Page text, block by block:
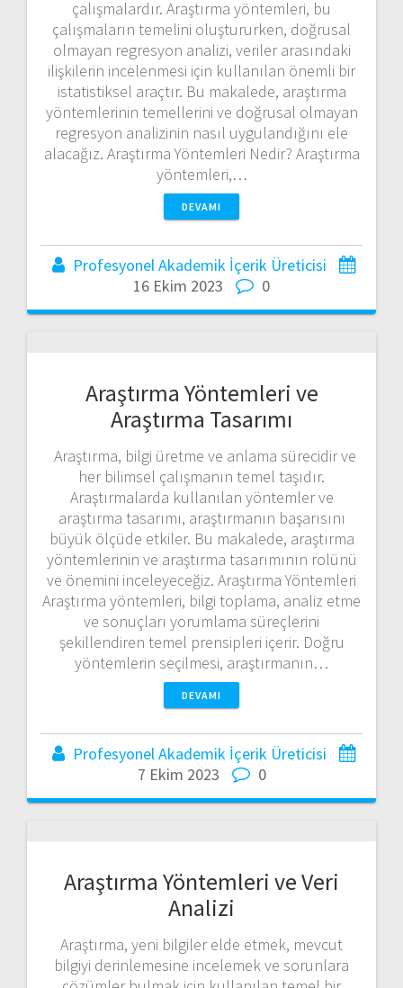
çalışmalardır. Araştırma yöntemleri, bu
çalışmaların temelini oluştururken, doğrusal
olmayan regresyon analizi, veriler arasındaki
ilişkilerin incelenmesi için kullanılan önemli bir
istatistiksel araçtır. Bu makalede, araştırma
yöntemlerinin temellerini ve doğrusal olmayan
regresyon analizinin nasıl uygulandığını ele
alacağız. Araştırma Yöntemleri Nedir? Araştırma
yöntemleri,…
DEVAMI
Profesyonel Akademik İçerik Üreticisi
16 Ekim 2023
0
Araştırma Yöntemleri ve
Araştırma Tasarımı
Araştırma, bilgi üretme ve anlama sürecidir ve
her bilimsel çalışmanın temel taşıdır.
Araştırmalarda kullanılan yöntemler ve
araştırma tasarımı, araştırmanın başarısını
büyük ölçüde etkiler. Bu makalede, araştırma
yöntemlerinin ve araştırma tasarımının rolünü
ve önemini inceleyeceğiz. Araştırma Yöntemleri
Araştırma yöntemleri, bilgi toplama, analiz etme
ve sonuçları yorumlama süreçlerini
şekillendiren temel prensipleri içerir. Doğru
yöntemlerin seçilmesi, araştırmanın…
DEVAMI
Profesyonel Akademik İçerik Üreticisi
7 Ekim 2023
0
Araştırma Yöntemleri ve Veri
Analizi
Araştırma, yeni bilgiler elde etmek, mevcut
bilgiyi derinlemesine incelemek ve sorunlara